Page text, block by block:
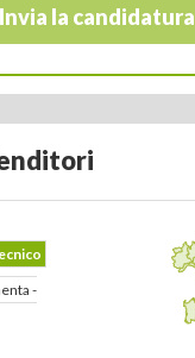
Invia la candidatura
-